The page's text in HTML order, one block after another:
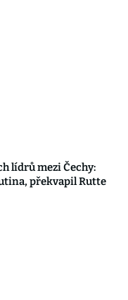
lídrů mezi Čechy:
překvapil Rutte